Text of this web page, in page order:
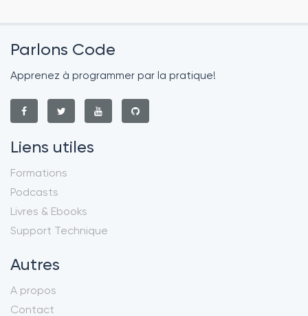
Parlons Code
Apprenez à programmer par la pratique!
Liens utiles
Formations
Podcasts
Livres & Ebooks
Support Technique
Autres
A propos
Contact